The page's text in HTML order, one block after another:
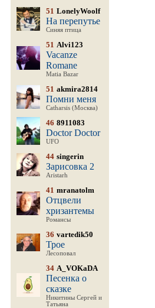
51 LonelyWoolf
На перепутье
Синяя птица
51 Alvi123
Vacanze
Romane
Matia Bazar
51 akmira2814
Помни меня
Catharsis (Москва)
46 8911083
Doctor Doctor
UFO
44 singerin
Зарисовка 2
Aristarh
41 mranatolm
Отцвели
хризантемы
Романсы
36 vartedik50
Трое
Лесоповал
34 A_VOKaDA
Песенка о
сказке
Никитины Сергей и
Татьяна